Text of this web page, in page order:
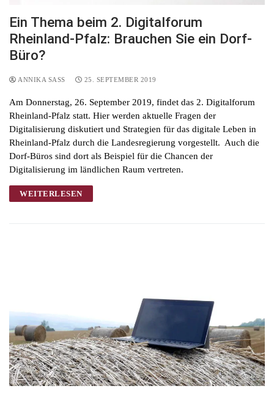
Ein Thema beim 2. Digitalforum
Rheinland-Pfalz: Brauchen Sie ein Dorf-
Büro?
ANNIKA SASS 25. SEPTEMBER 2019
Am Donnerstag, 26. September 2019, findet das 2. Digitalforum
Rheinland-Pfalz statt. Hier werden aktuelle Fragen der
Digitalisierung diskutiert und Strategien für das digitale Leben in
Rheinland-Pfalz durch die Landesregierung vorgestellt. Auch die
Dorf-Büros sind dort als Beispiel für die Chancen der
Digitalisierung im ländlichen Raum vertreten.
WEITERLESEN